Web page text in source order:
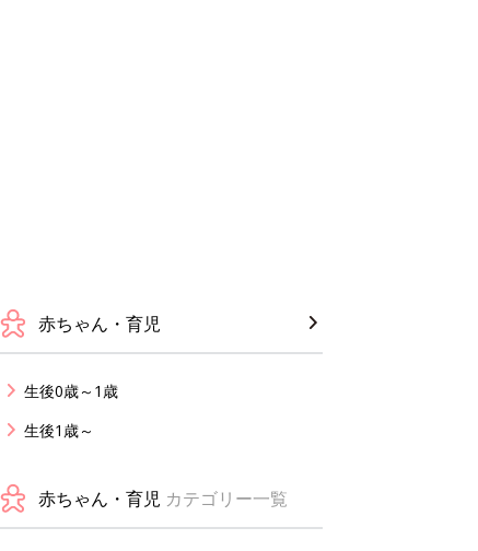
赤ちゃん・育児
生後0歳～1歳
生後1歳～
赤ちゃん・育児 カテゴリー一覧